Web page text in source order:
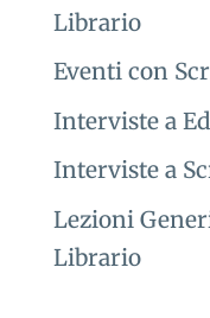
Librario
Eventi con
Interviste a
Interviste a
Lezioni
Librario